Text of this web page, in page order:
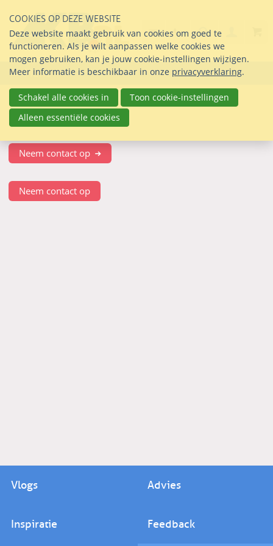
links
over
Direct
naar
inhoud
Direct
naar
het
hoofdmenu
info@seltmann-
Stel uw vraag
030 69 50 814
Search
Menu
Test Button
Neem contact op
Neem contact op
Vlogs Advies
Inspiratie Feedback
COOKIES OP DEZE WEBSITE
Deze website maakt gebruik van cookies om goed te
functioneren. Als je wilt aanpassen welke cookies we
mogen gebruiken, kan je jouw cookie-instellingen wijzigen.
Meer informatie is beschikbaar in onze privacyverklaring.
Schakel alle cookies in
Toon cookie-instellingen
Alleen essentiële cookies